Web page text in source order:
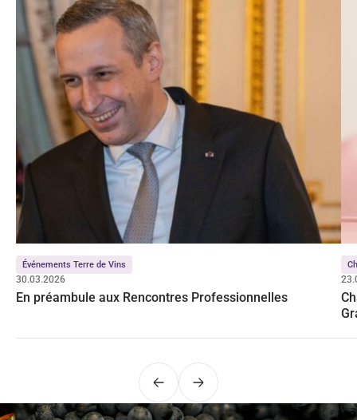
Événements Terre de Vins
30.03.2026
En préambule aux Rencontres Professionnelles
PrécédentSuivant